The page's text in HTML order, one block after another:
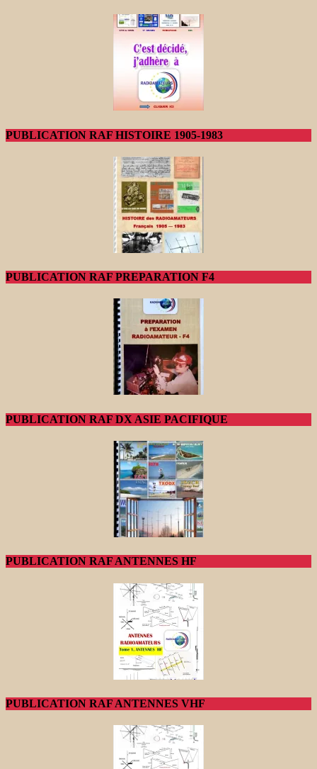
PUBLICATION RAF HISTOIRE 1905-1983
PUBLICATION RAF PREPARATION F4
PUBLICATION RAF DX ASIE PACIFIQUE
PUBLICATION RAF ANTENNES HF
PUBLICATION RAF ANTENNES VHF